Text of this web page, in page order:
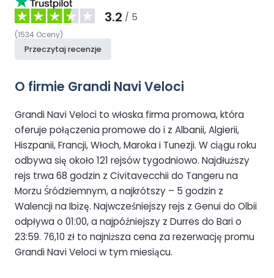
3.2 / 5
(1534 Oceny)
Przeczytaj recenzje
O firmie Grandi Navi Veloci
Grandi Navi Veloci to włoska firma promowa, która
oferuje połączenia promowe do i z Albanii, Algierii,
Hiszpanii, Francji, Włoch, Maroka i Tunezji. W ciągu roku
odbywa się około 121 rejsów tygodniowo. Najdłuższy
rejs trwa 68 godzin z Civitavecchii do Tangeru na
Morzu Śródziemnym, a najkrótszy – 5 godzin z
Walencji na Ibizę. Najwcześniejszy rejs z Genui do Olbii
odpływa o 01:00, a najpóźniejszy z Durres do Bari o
23:59. 76,10 zł to najniższa cena za rezerwację promu
Grandi Navi Veloci w tym miesiącu.